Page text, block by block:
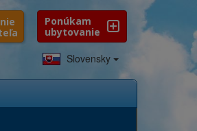
Ponúkam
ubytovanie
Slovensky